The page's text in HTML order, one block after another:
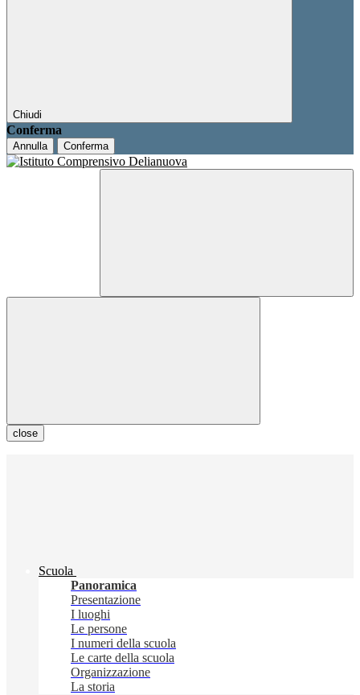
Chiudi
Conferma
Annulla Conferma
close
Scuola
Panoramica
Presentazione
I luoghi
Le persone
I numeri della scuola
Le carte della scuola
Organizzazione
La storia